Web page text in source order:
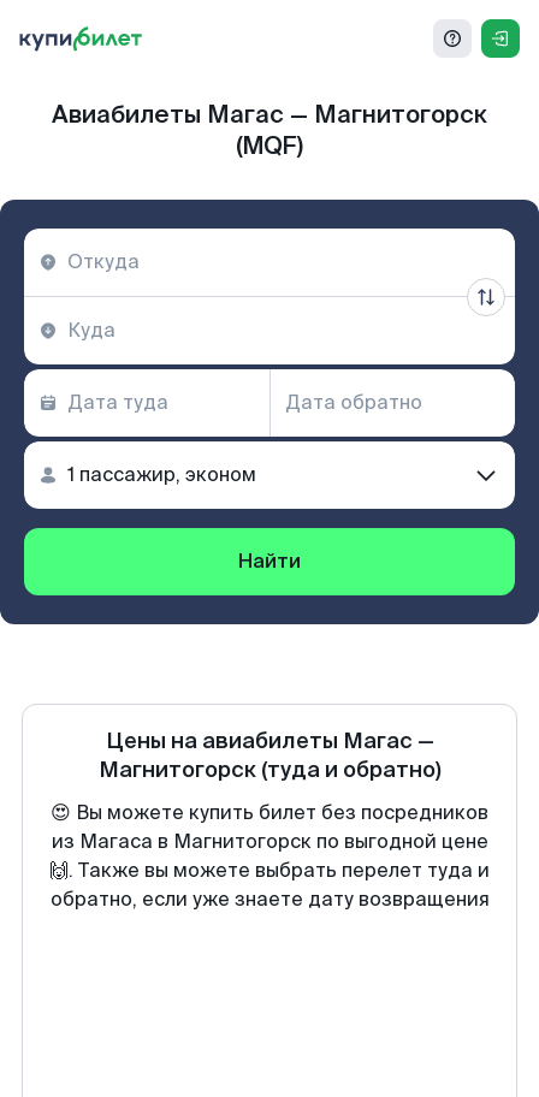
Авиабилеты Магас — Магнитогорск
(MQF)
Найти
Цены на авиабилеты Магас —
Магнитогорск (туда и обратно)
😍 Вы можете купить билет без посредников
из Магаса в Магнитогорск по выгодной цене
🙌. Также вы можете выбрать перелет туда и
обратно, если уже знаете дату возвращения